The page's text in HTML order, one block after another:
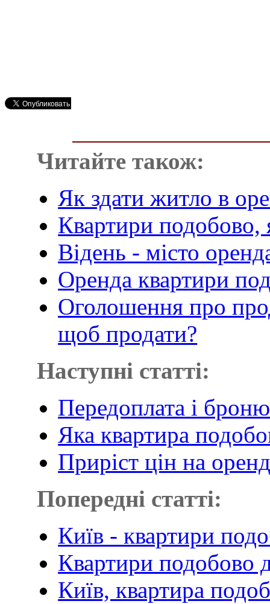
Читайте також:
Як здати житло в
Квартири подобово,
Відень - місто
Оренда квартири
Оголошення про
щоб продати?
Наступні статті:
Передоплата і
Яка квартира
Приріст цін на
Попередні статті:
Київ - квартири
Квартири подобово
Київ, квартира